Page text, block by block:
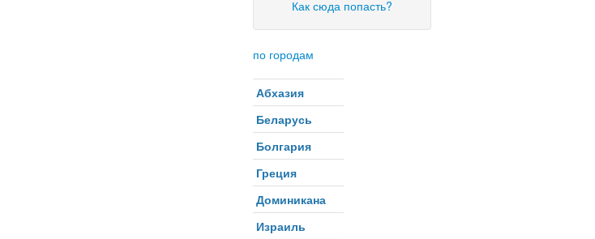
Как сюда попасть?
по городам
Абхазия
Беларусь
Болгария
Греция
Доминикана
Израиль